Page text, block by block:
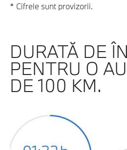
* Cifrele sunt provizorii.
DURATĂ DE
PENTRU O
DE 100 KM.